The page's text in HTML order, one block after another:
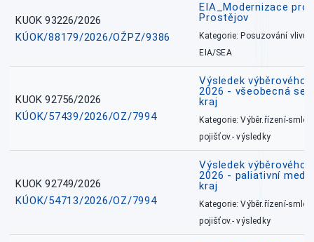
KUOK 93226/2026
KÚOK/88179/2026/OŽPZ/9386
EIA_Modernizace
Prostějov
Kategorie: Posuzování vlivů
EIA/SEA
KUOK 92756/2026
KÚOK/57439/2026/OZ/7994
Výsledek výběrového
2026 - všeobecná
kraj
Kategorie: Výběr.řízení-
pojišťov.- výsledky
KUOK 92749/2026
KÚOK/54713/2026/OZ/7994
Výsledek výběrového
2026 - paliativní
kraj
Kategorie: Výběr.řízení-
pojišťov.- výsledky